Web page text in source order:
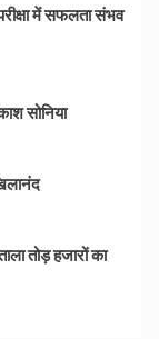
में सफलता संभव
सोनिया
तोड़ हजारों का